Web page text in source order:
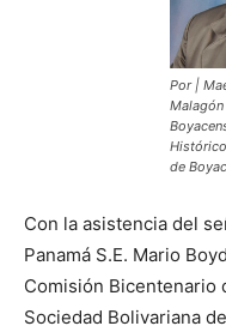
Por |
de
Con la asistencia del
Panamá S.E. Mario
Comisión Bicentenario
Sociedad Bolivariana